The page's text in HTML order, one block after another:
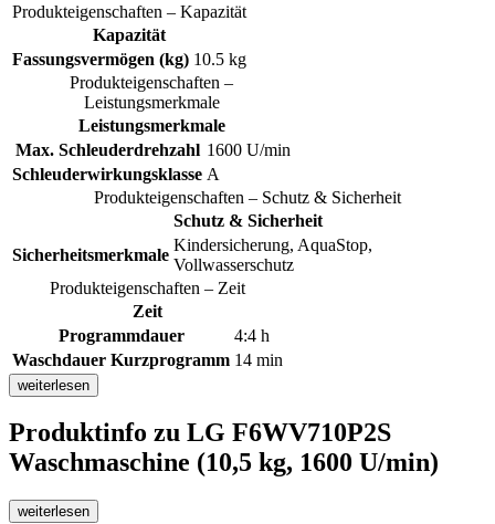
Produkteigenschaften – Kapazität
Kapazität
Fassungsvermögen (kg) 10.5 kg
Produkteigenschaften –
Leistungsmerkmale
Leistungsmerkmale
Max. Schleuderdrehzahl 1600 U/min
Schleuderwirkungsklasse A
Produkteigenschaften – Schutz & Sicherheit
Schutz & Sicherheit
Sicherheitsmerkmale
Kindersicherung, AquaStop,
Vollwasserschutz
Produkteigenschaften – Zeit
Zeit
Programmdauer
4:4 h
Waschdauer Kurzprogramm 14 min
weiterlesen
Produktinfo zu LG F6WV710P2S
Waschmaschine (10,5 kg, 1600 U/min)
weiterlesen